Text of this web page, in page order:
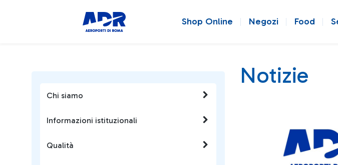
Shop Online Negozi Food
Chi siamo
Informazioni istituzionali
Qualità
Notizie